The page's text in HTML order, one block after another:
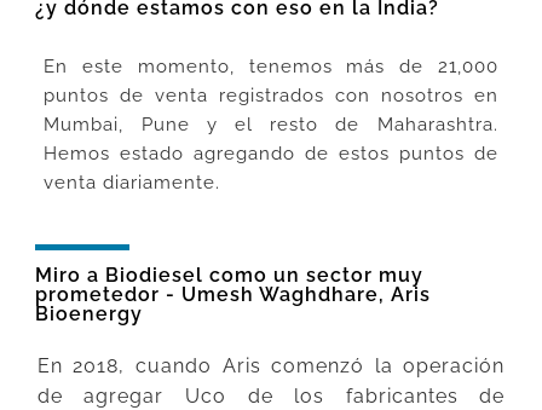
¿y dónde estamos con eso en la India?
En este momento, tenemos más de 21,000
puntos de venta registrados con nosotros en
Mumbai, Pune y el resto de Maharashtra.
Hemos estado agregando de estos puntos de
venta diariamente.
Miro a Biodiesel como un sector muy
prometedor - Umesh Waghdhare, Aris
Bioenergy
En 2018, cuando Aris comenzó la operación
de agregar Uco de los fabricantes de